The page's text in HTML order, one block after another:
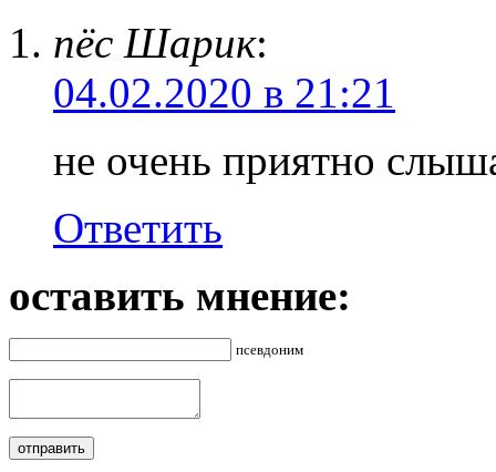
пёс Шарик:
04.02.2020 в 21:21
не очень приятно
Ответить
оставить мнение:
псевдоним